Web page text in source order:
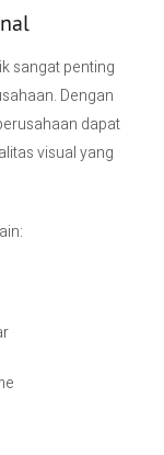
sangat penting
Dengan
dapat
visual yang